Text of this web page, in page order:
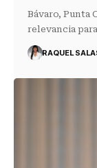
Bávaro, Punta
relevancia
RAQUEL